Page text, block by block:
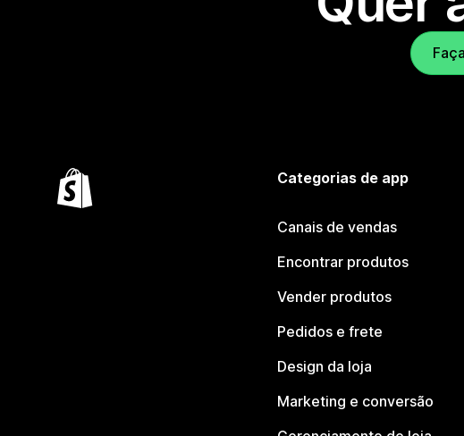
Categorias de app
Canais de vendas
Encontrar produtos
Vender produtos
Pedidos e frete
Design da loja
Marketing e conversão